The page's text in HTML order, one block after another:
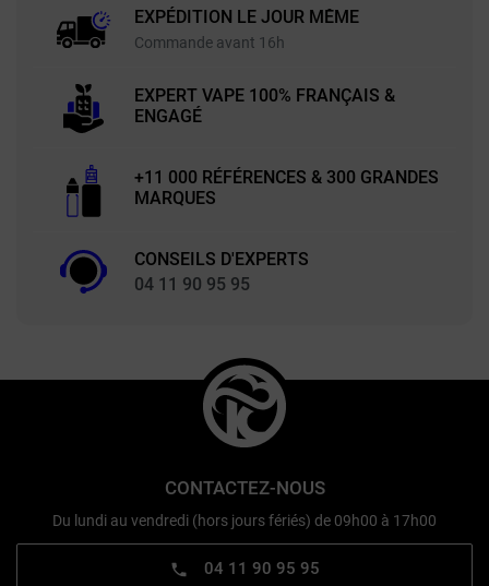
EXPÉDITION LE JOUR MÊME
Commande avant 16h
EXPERT VAPE 100% FRANÇAIS &
ENGAGÉ
+11 000 RÉFÉRENCES & 300 GRANDES
MARQUES
CONSEILS D'EXPERTS
04 11 90 95 95
CONTACTEZ-NOUS
Du lundi au vendredi (hors jours fériés) de 09h00 à 17h00
04 11 90 95 95